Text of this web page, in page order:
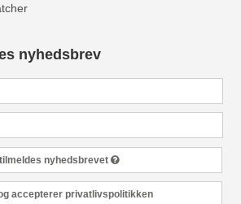
nyhedsbrev
nyhedsbrevet
accepterer privatlivspolitikken